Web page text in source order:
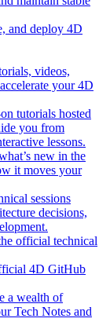
and deploy 4D
videos,
your 4D
tutorials hosted
you from
lessons.
new in the
it moves your
sessions
decisions,
official technical
4D GitHub
a wealth of
Tech Notes and